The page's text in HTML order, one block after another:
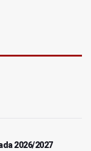
2026/2027